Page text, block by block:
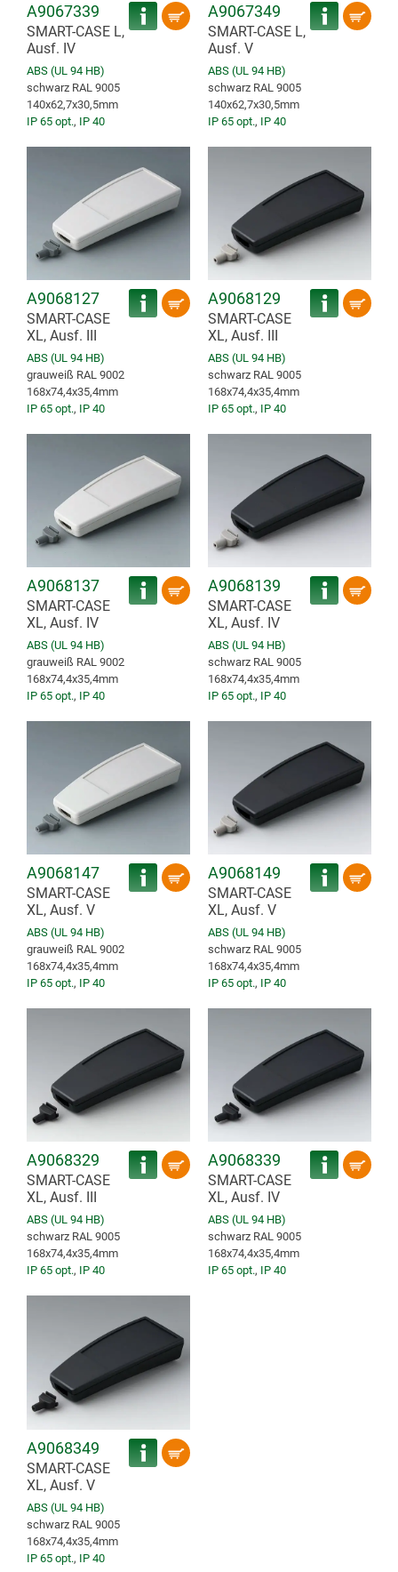
A9067339
SMART-CASE L,
Ausf. IV
ABS (UL 94 HB)
schwarz RAL 9005
140x62,7x30,5mm
IP 65 opt., IP 40
A9067349
SMART-CASE L,
Ausf. V
ABS (UL 94 HB)
schwarz RAL 9005
140x62,7x30,5mm
IP 65 opt., IP 40
A9068127
SMART-CASE
XL, Ausf. III
ABS (UL 94 HB)
grauweiß RAL 9002
168x74,4x35,4mm
IP 65 opt., IP 40
A9068129
SMART-CASE
XL, Ausf. III
ABS (UL 94 HB)
schwarz RAL 9005
168x74,4x35,4mm
IP 65 opt., IP 40
A9068137
SMART-CASE
XL, Ausf. IV
ABS (UL 94 HB)
grauweiß RAL 9002
168x74,4x35,4mm
IP 65 opt., IP 40
A9068139
SMART-CASE
XL, Ausf. IV
ABS (UL 94 HB)
schwarz RAL 9005
168x74,4x35,4mm
IP 65 opt., IP 40
A9068147
SMART-CASE
XL, Ausf. V
ABS (UL 94 HB)
grauweiß RAL 9002
168x74,4x35,4mm
IP 65 opt., IP 40
A9068149
SMART-CASE
XL, Ausf. V
ABS (UL 94 HB)
schwarz RAL 9005
168x74,4x35,4mm
IP 65 opt., IP 40
A9068329
SMART-CASE
XL, Ausf. III
ABS (UL 94 HB)
schwarz RAL 9005
168x74,4x35,4mm
IP 65 opt., IP 40
A9068339
SMART-CASE
XL, Ausf. IV
ABS (UL 94 HB)
schwarz RAL 9005
168x74,4x35,4mm
IP 65 opt., IP 40
A9068349
SMART-CASE
XL, Ausf. V
ABS (UL 94 HB)
schwarz RAL 9005
168x74,4x35,4mm
IP 65 opt., IP 40